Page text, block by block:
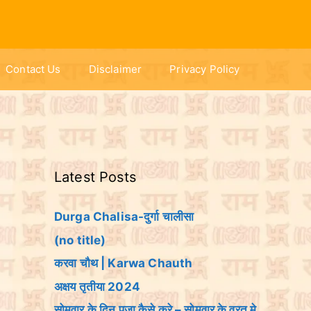
Contact Us Disclaimer Privacy Policy
Latest Posts
Durga Chalisa-दुर्गा चालीसा
(no title)
करवा चौथ | Karwa Chauth
अक्षय तृतीया 2024